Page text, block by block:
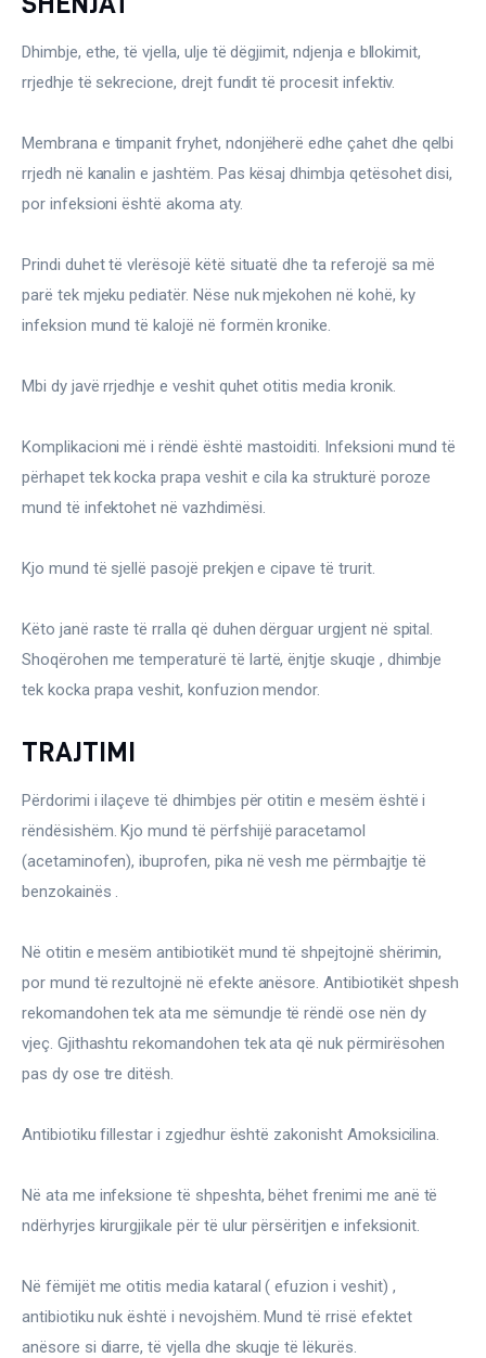
Dhimbje, ethe, të vjella, ulje të dëgjimit, ndjenja e bllokimit,
rrjedhje të sekrecione, drejt fundit të procesit infektiv.
Membrana e timpanit fryhet, ndonjëherë edhe çahet dhe qelbi
rrjedh në kanalin e jashtëm. Pas kësaj dhimbja qetësohet disi,
por infeksioni është akoma aty.
Prindi duhet të vlerësojë këtë situatë dhe ta referojë sa më
parë tek mjeku pediatër. Nëse nuk mjekohen në kohë, ky
infeksion mund të kalojë në formën kronike.
Mbi dy javë rrjedhje e veshit quhet otitis media kronik.
Komplikacioni më i rëndë është mastoiditi. Infeksioni mund të
përhapet tek kocka prapa veshit e cila ka strukturë poroze
mund të infektohet në vazhdimësi.
Kjo mund të sjellë pasojë prekjen e cipave të trurit.
Këto janë raste të rralla që duhen dërguar urgjent në spital.
Shoqërohen me temperaturë të lartë, ënjtje skuqje , dhimbje
tek kocka prapa veshit, konfuzion mendor.
TRAJTIMI
Përdorimi i ilaçeve të dhimbjes për otitin e mesëm është i
rëndësishëm. Kjo mund të përfshijë paracetamol
(acetaminofen), ibuprofen, pika në vesh me përmbajtje të
benzokainës .
Në otitin e mesëm antibiotikët mund të shpejtojnë shërimin,
por mund të rezultojnë në efekte anësore. Antibiotikët shpesh
rekomandohen tek ata me sëmundje të rëndë ose nën dy
vjeç. Gjithashtu rekomandohen tek ata që nuk përmirësohen
pas dy ose tre ditësh.
Antibiotiku fillestar i zgjedhur është zakonisht Amoksicilina.
Në ata me infeksione të shpeshta, bëhet frenimi me anë të
ndërhyrjes kirurgjikale për të ulur përsëritjen e infeksionit.
Në fëmijët me otitis media kataral ( efuzion i veshit) ,
antibiotiku nuk është i nevojshëm. Mund të rrisë efektet
anësore si diarre, të vjella dhe skuqje të lëkurës.